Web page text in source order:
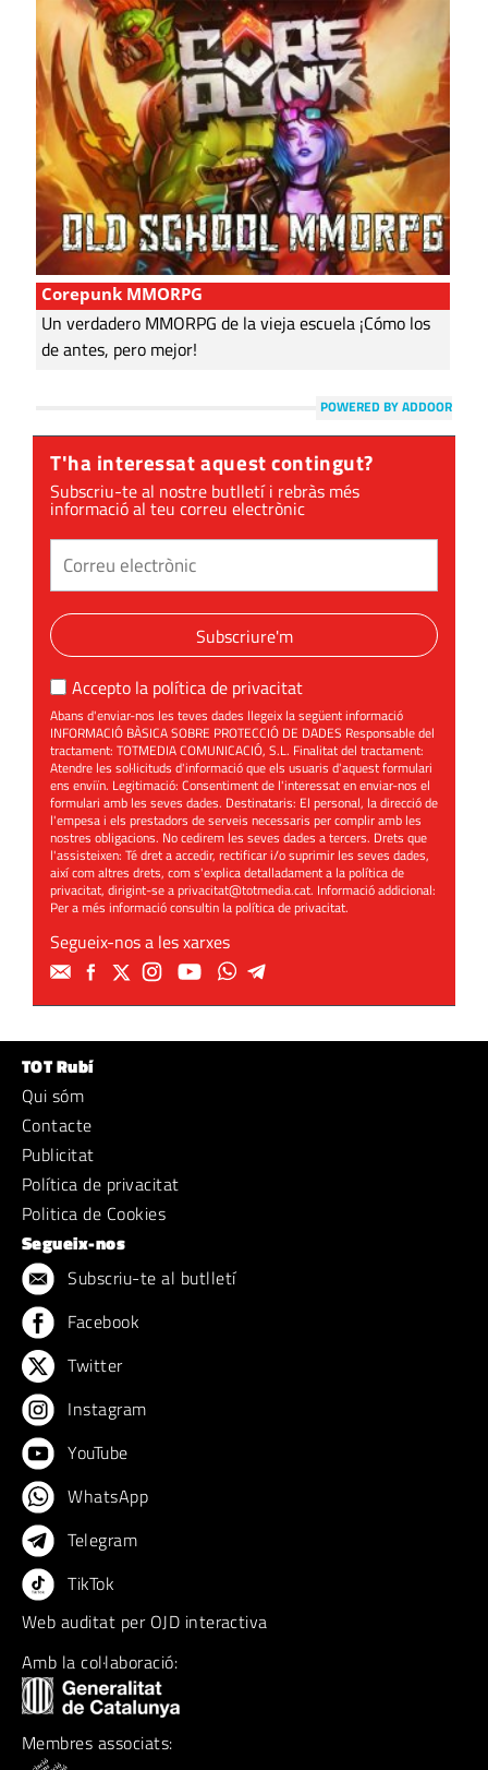
Corepunk MMORPG
Un verdadero MMORPG de la vieja escuela ¡Cómo los
de antes, pero mejor!
POWERED BY ADDOOR
T'ha interessat aquest contingut?
Subscriu-te al nostre butlletí i rebràs més
informació al teu correu electrònic
Subscriure'm
Accepto la política de privacitat
Abans d'enviar-nos les teves dades llegeix la següent informació
INFORMACIÓ BÀSICA SOBRE PROTECCIÓ DE DADES Responsable del
tractament: TOTMEDIA COMUNICACIÓ, S.L. Finalitat del tractament:
Atendre les sol·licituds d'informació que els usuaris d'aquest formulari
ens enviïn. Legitimació: Consentiment de l'interessat en enviar-nos el
formulari amb les seves dades. Destinataris: El personal, la direcció de
l'empesa i els prestadors de serveis necessaris per complir amb les
nostres obligacions. No cedirem les seves dades a tercers. Drets que
l'assisteixen: Té dret a accedir, rectificar i/o suprimir les seves dades,
així com altres drets, com s'explica detalladament a la política de
privacitat, dirigint-se aprivacitat@totmedia.cat. Informació addicional:
Per a més informació consultin lapolítica de privacitat.
Segueix-nos a les xarxes
TOT Rubí
Qui sóm
Contacte
Publicitat
Política de privacitat
Politica de Cookies
Segueix-nos
Subscriu-te al butlletí
Facebook
Twitter
Instagram
YouTube
WhatsApp
Telegram
TikTok
Web auditat per OJD interactiva
Amb la col·laboració:
Membres associats: